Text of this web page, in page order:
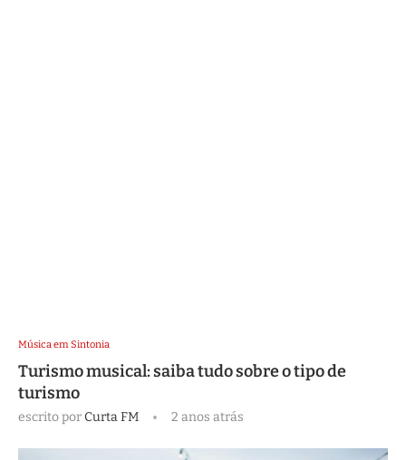
Música em Sintonia
Turismo musical: saiba tudo sobre o tipo de
turismo
escrito porCurta FM 2 anos atrás